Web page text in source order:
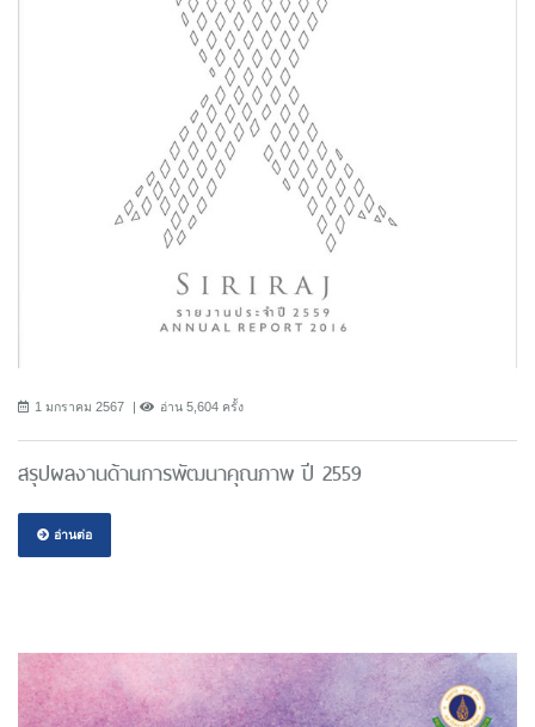
1 มกราคม 2567 อ่าน 5,604 ครั้ง
สรุปผลงานด้านการพัฒนาคุณภาพ ปี 2559
อ่านต่อ